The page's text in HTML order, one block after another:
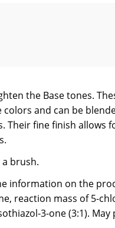
the Base tones.
colors and can be
Their fine finish allows
brush.
information on the
reaction mass of 5-
3-one (3:1).